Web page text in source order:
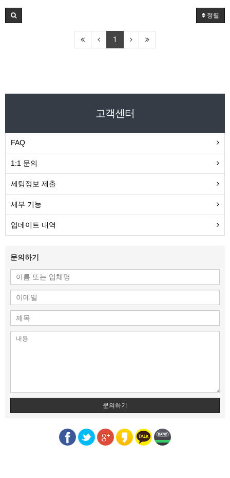
정렬
1
고객센터
FAQ
1:1 문의
세팅정보 제출
세부 기능
업데이트 내역
문의하기
문의하기